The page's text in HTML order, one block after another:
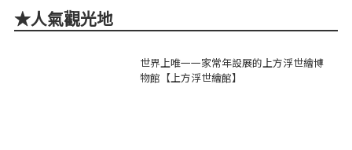
★人氣觀光地
世界上唯一一家常年設展的上方浮世繪博
物館【上方浮世繪館】